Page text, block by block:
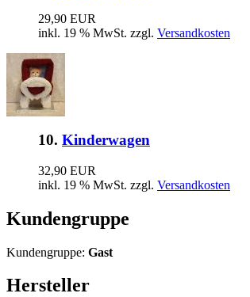
29,90 EUR
inkl. 19 % MwSt. zzgl. Versandkosten
10. Kinderwagen
32,90 EUR
inkl. 19 % MwSt. zzgl. Versandkosten
Kundengruppe
Kundengruppe: Gast
Hersteller